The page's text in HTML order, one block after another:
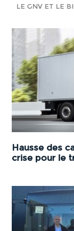
LE GNV ET LE
Hausse des
crise pour le